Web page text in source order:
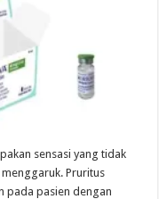
sensasi yang tidak
Pruritus
pada pasien dengan